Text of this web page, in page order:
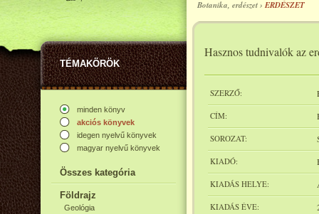
TÉMAKÖRÖK
minden könyv
akciós könyvek
idegen nyelvű könyvek
magyar nyelvű könyvek
Összes kategória
Földrajz
Geológia
Botanika, erdészet › ERDÉSZET
Hasznos tudnivalók az
SZERZŐ:
CÍM:
SOROZAT:
KIADÓ:
KIADÁS HELYE:
KIADÁS ÉVE: